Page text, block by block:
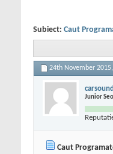
Subiect: Caut
24th November 2015,
carsound
Junior
Caut